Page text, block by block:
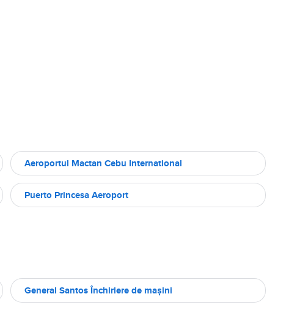
Aeroportul Mactan Cebu International
Puerto Princesa Aeroport
General Santos Închiriere de maşini